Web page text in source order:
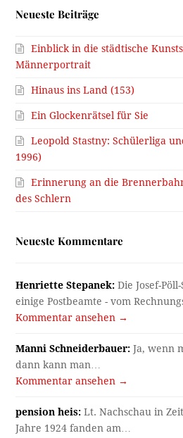
Neueste Beiträge
Einblick in die städtische
Männerportrait
Hinaus ins Land (153)
Ein Glockenrätsel für Sie
Leopold Stastny: Schülerliga
1996)
Erinnerung an die
des Schlern
Neueste Kommentare
Henriette Stepanek: Die Josef-
einige Postbeamte - vom
Kommentar ansehen →
Manni Schneiderbauer: Ja, wenn
dann kann man…
Kommentar ansehen →
pension heis: Lt. Nachschau in
Jahre 1924 fanden am…